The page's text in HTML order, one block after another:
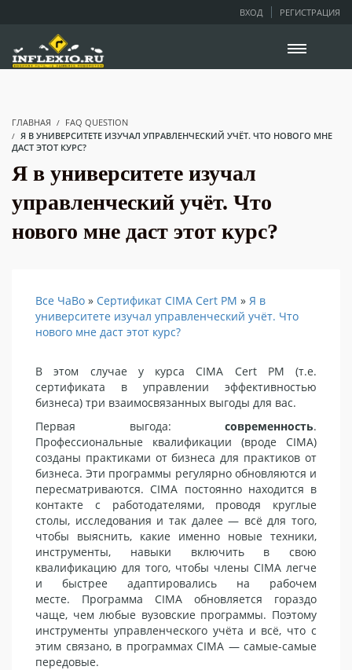
ВХОД РЕГИСТРАЦИЯ
ГЛАВНАЯ
FAQ QUESTION
Я В УНИВЕРСИТЕТЕ ИЗУЧАЛ УПРАВЛЕНЧЕСКИЙ УЧЁТ. ЧТО НОВОГО МНЕ
ДАСТ ЭТОТ КУРС?
Я в университете изучал
управленческий учёт. Что
нового мне даст этот курс?
Все ЧаВо » Сертификат CIMA Cert PM » Я в
университете изучал управленческий учёт. Что
нового мне даст этот курс?
В этом случае у курса CIMA Cert PM (т.е.
сертификата в управлении эффективностью
бизнеса) три взаимосвязанных выгоды для вас.
Первая выгода: современность.
Профессиональные квалификации (вроде CIMA)
созданы практиками от бизнеса для практиков от
бизнеса. Эти программы регулярно обновляются и
пересматриваются. CIMA постоянно находится в
контакте с работодателями, проводя круглые
столы, исследования и так далее — всё для того,
чтобы выяснить, какие именно новые техники,
инструменты, навыки включить в свою
квалификацию для того, чтобы члены CIMA легче
и быстрее адаптировались на рабочем
месте. Программа CIMA обновляется гораздо
чаще, чем любые вузовские программы. Поэтому
инструменты управленческого учёта и всё, что с
этим связано, в программах CIMA — самые-самые
передовые.